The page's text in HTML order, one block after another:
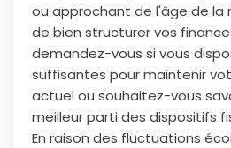
ou approchant de l'âge de la
de bien structurer vos
demandez-vous si vous
suffisantes pour maintenir
actuel ou souhaitez-vous
meilleur parti des dispositifs
En raison des fluctuations